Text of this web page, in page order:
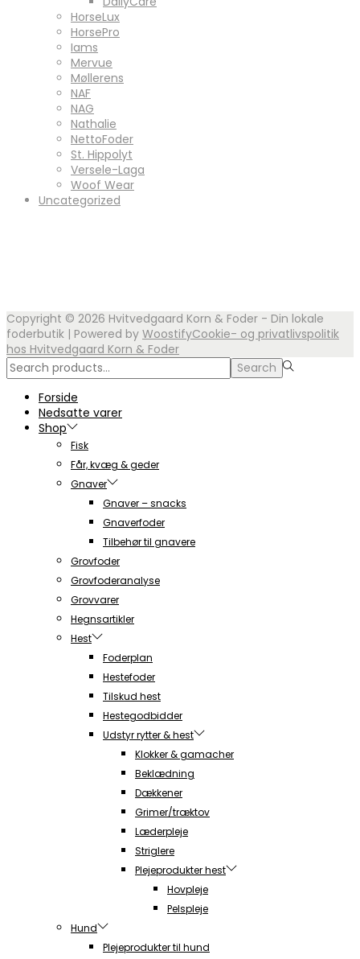
HorseLux
HorsePro
Iams
Mervue
Møllerens
NAF
NAG
Nathalie
NettoFoder
St. Hippolyt
Versele-Laga
Woof Wear
Uncategorized
Copyright © 2026 Hvitvedgaard Korn & Foder - Din lokale
foderbutik | Powered by WoostifyCookie- og privatlivspolitik
hos Hvitvedgaard Korn & Foder
Search
for:>
Search
Forside
Nedsatte varer
Shop
Fisk
Får, kvæg & geder
Gnaver
Gnaver – snacks
Gnaverfoder
Tilbehør til gnavere
Grovfoder
Grovfoderanalyse
Grovvarer
Hegnsartikler
Hest
Foderplan
Hestefoder
Tilskud hest
Hestegodbidder
Udstyr rytter & hest
Klokker & gamacher
Beklædning
Dækkener
Grimer/træktov
Læderpleje
Striglere
Plejeprodukter hest
Hovpleje
Pelspleje
Hund
Plejeprodukter til hund